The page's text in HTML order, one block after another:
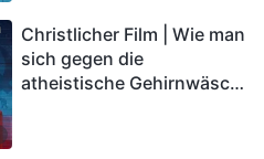
Christlicher Film | Wie man
sich gegen die
atheistische Gehirnwäsche